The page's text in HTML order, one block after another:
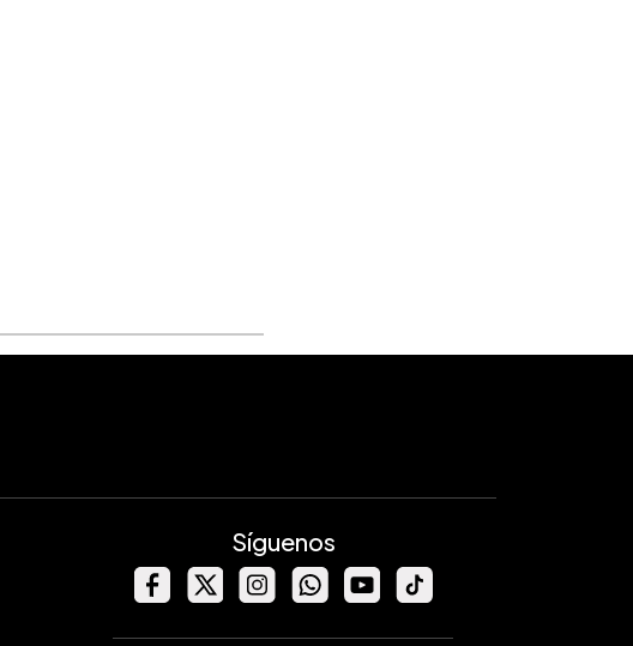
Síguenos